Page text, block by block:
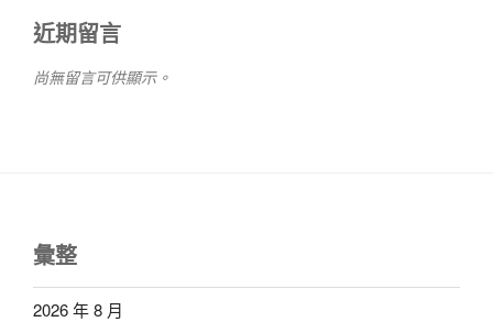
近期留言
尚無留言可供顯示。
彙整
2026 年 8 月